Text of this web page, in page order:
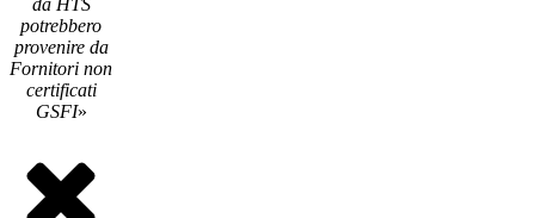
da HTS
potrebbero
provenire da
Fornitori non
certificati
GSFI»